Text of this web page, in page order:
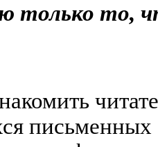
только то,
письменных